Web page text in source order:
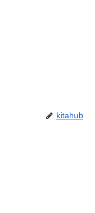
kitahub